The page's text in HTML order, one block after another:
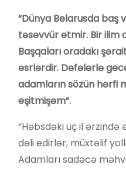
“Dünya Belarusda baş
təsəvvür etmir. Bir ilim
Başqaları oradakı
əsrlərdir. Dəfələrlə
adamların sözün hərfi
eşitmişəm”.
“Həbsdəki üç il ərzində
dəli edirlər, müxtəlif
Adamları sadəcə